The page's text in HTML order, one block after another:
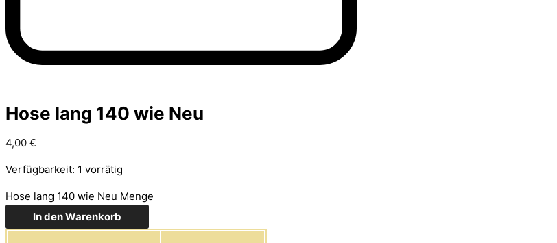
Hose lang 140 wie Neu
4,00 €
Verfügbarkeit: 1 vorrätig
Hose lang 140 wie Neu Menge
In den Warenkorb